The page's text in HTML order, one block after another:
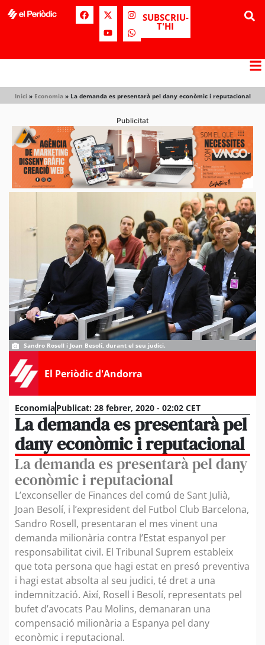
SUBSCRIU-
T'HI
Inici » Economia » La demanda es presentarà pel dany econòmic i reputacional
Publicitat
Sandro Rosell i Joan Besolí, durant el seu judici.
El Periòdic d'Andorra
EconomiaPublicat: 28 febrer, 2020 - 02:02 CET
La demanda es presentarà pel
dany econòmic i reputacional
La demanda es presentarà pel dany
econòmic i reputacional
L’exconseller de Finances del comú de Sant Julià,
Joan Besolí, i l’expresident del Futbol Club Barcelona,
Sandro Rosell, presentaran el mes vinent una
demanda milionària contra l’Estat espanyol per
responsabilitat civil. El Tribunal Suprem estableix
que tota persona que hagi estat en presó preventiva
i hagi estat absolta al seu judici, té dret a una
indemnització. Així, Rosell i Besolí, representats pel
bufet d’avocats Pau Molins, demanaran una
compensació milionària a Espanya pel dany
econòmic i reputacional.